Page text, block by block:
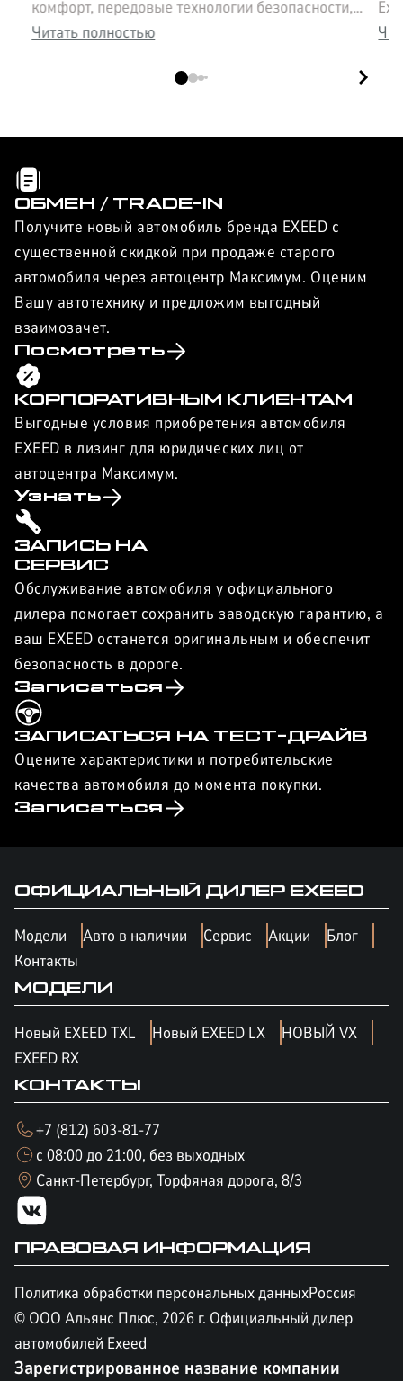
комфорт, передовые технологии безопасности,
просторный салон и впечатляющие
Читать полностью
ОБМЕН / TRADE-IN
Получите новый автомобиль бренда EXEED с
существенной скидкой при продаже старого
автомобиля через автоцентр Максимум. Оценим
Вашу автотехнику и предложим выгодный
взаимозачет.
Посмотреть
КОРПОРАТИВНЫМ КЛИЕНТАМ
Выгодные условия приобретения автомобиля
EXEED в лизинг для юридических лиц от
автоцентра Максимум.
Узнать
ЗАПИСЬ НА
СЕРВИС
Обслуживание автомобиля у официального
дилера помогает сохранить заводскую гарантию, а
ваш EXEED останется оригинальным и обеспечит
безопасность в дороге.
Записаться
ЗАПИСАТЬСЯ НА ТЕСТ-ДРАЙВ
Оцените характеристики и потребительские
качества автомобиля до момента покупки.
Записаться
ОФИЦИАЛЬНЫЙ ДИЛЕР EXEED
Модели Авто в наличии Сервис Акции
Блог
Контакты
МОДЕЛИ
Новый EXEED TXL Новый EXEED LX
НОВЫЙ VX
EXEED RX
КОНТАКТЫ
+7 (812) 603-81-77
с 08:00 до 21:00, без выходных
Санкт-Петербург, Торфяная дорога, 8/3
ПРАВОВАЯ ИНФОРМАЦИЯ
Политика обработки персональных данныхРоссия
© ООО Альянс Плюс, 2026 г. Официальный дилер
автомобилей Exeed
Зарегистрированное название компании